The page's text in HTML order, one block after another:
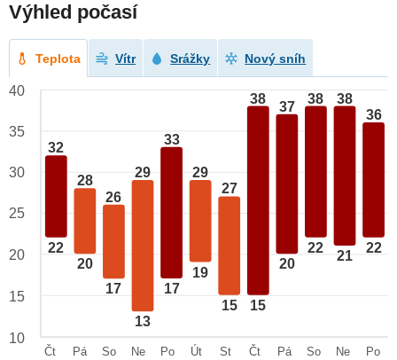
Výhled počasí
Teplota Vítr Srážky Nový sníh
32
22
28
20
26
17
29
13
33
17
29
19
27
15
38
15
37
20
38
22
38
21
36
22
40
35
30
25
20
15
10
Čt
Pá
So
Ne
Po
Út
St
Čt
Pá
So
Ne
Po